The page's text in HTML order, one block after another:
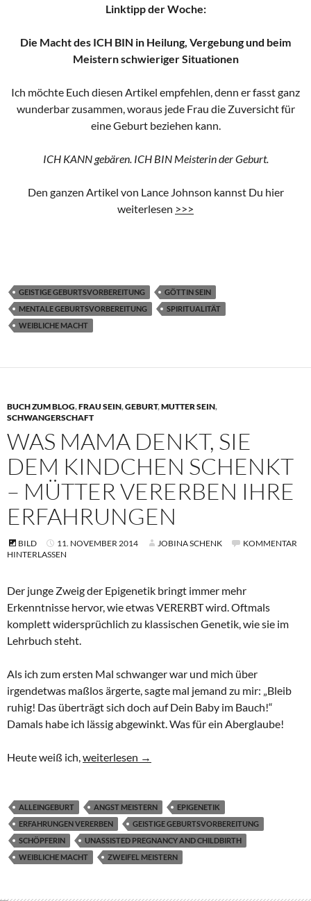
Linktipp der Woche:
Die Macht des ICH BIN in Heilung, Vergebung und beim
Meistern schwieriger Situationen
Ich möchte Euch diesen Artikel empfehlen, denn er fasst ganz
wunderbar zusammen, woraus jede Frau die Zuversicht für
eine Geburt beziehen kann.
ICH KANN gebären. ICH BIN Meisterin der Geburt.
Den ganzen Artikel von Lance Johnson kannst Du hier
weiterlesen >>>
GEISTIGE GEBURTSVORBEREITUNG
GÖTTIN SEIN
MENTALE GEBURTSVORBEREITUNG
SPIRITUALITÄT
WEIBLICHE MACHT
BUCH ZUM BLOG,FRAU SEIN,GEBURT,MUTTER SEIN,
SCHWANGERSCHAFT
WAS MAMA DENKT, SIE
DEM KINDCHEN SCHENKT
– MÜTTER VERERBEN IHRE
ERFAHRUNGEN
BILD 11. NOVEMBER 2014 JOBINA SCHENK
KOMMENTAR
HINTERLASSEN
Der junge Zweig der Epigenetik bringt immer mehr
Erkenntnisse hervor, wie etwas VERERBT wird. Oftmals
komplett widersprüchlich zu klassischen Genetik, wie sie im
Lehrbuch steht.
Als ich zum ersten Mal schwanger war und mich über
irgendetwas maßlos ärgerte, sagte mal jemand zu mir: „Bleib
ruhig! Das überträgt sich doch auf Dein Baby im Bauch!“
Damals habe ich lässig abgewinkt. Was für ein Aberglaube!
Heute weiß ich,Was Mama denkt, sie dem Kindchen schenkt
weiterlesen →
ALLEINGEBURT ANGST MEISTERN
EPIGENETIK
ERFAHRUNGEN VERERBEN
GEISTIGE GEBURTSVORBEREITUNG
SCHÖPFERIN
UNASSISTED PREGNANCY AND CHILDBIRTH
WEIBLICHE MACHT
ZWEIFEL MEISTERN